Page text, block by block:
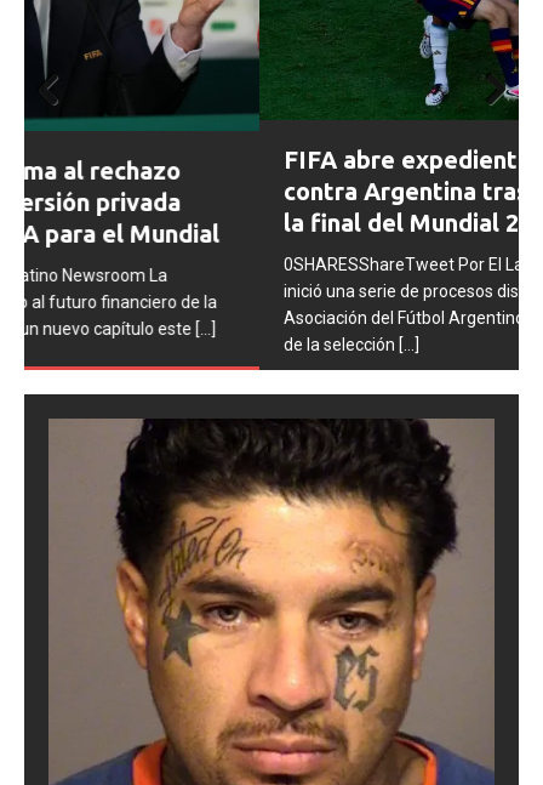
FIFA abre expedientes disciplinarios
contra Argentina tras los incidentes en
la final del Mundial 2026
0SHARESShareTweet Por El Latino Newsroom La FIFA
inició una serie de procesos disciplinarios contra la
Asociación del Fútbol Argentino (AFA), cuatro integrantes
de la selección
Prev